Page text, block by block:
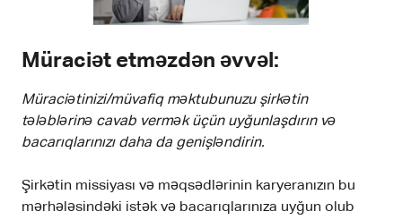
Müraciət etməzdən əvvəl:
Müraciətinizi/müvafiq məktubunuzu şirkətin
tələblərinə cavab vermək üçün uyğunlaşdırın və
bacarıqlarınızı daha da genişləndirin.
Şirkətin missiyası və məqsədlərinin karyeranızın bu
mərhələsindəki istək və bacarıqlarınıza uyğun olub